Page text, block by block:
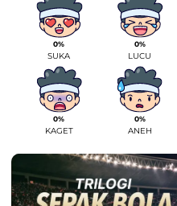
0%
SUKA
0%
LUCU
0%
KAGET
0%
ANEH